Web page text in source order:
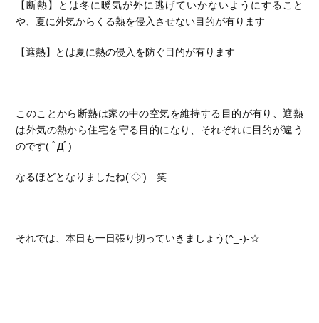
【断熱】とは冬に暖気が外に逃げていかないようにすること
や、夏に外気からくる熱を侵入させない目的が有ります
【遮熱】とは夏に熱の侵入を防ぐ目的が有ります
このことから断熱は家の中の空気を維持する目的が有り、遮熱
は外気の熱から住宅を守る目的になり、それぞれに目的が違う
のです( ﾟДﾟ)
なるほどとなりましたね(‘◇’)ゞ笑
それでは、本日も一日張り切っていきましょう(^_-)-☆